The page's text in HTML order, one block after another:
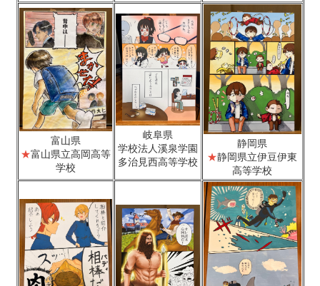
富山県
★富山県立高岡高等
学校
岐阜県
学校法人溪泉学園
多治見西高等学校
静岡県
★静岡県立伊豆伊東
高等学校